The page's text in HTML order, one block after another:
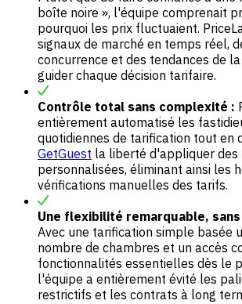
boîte noire », l'équipe comprenait
pourquoi les prix fluctuaient.
signaux de marché en temps réel,
concurrence et des tendances de
guider chaque décision tarifaire.
Contrôle total sans complexité :
entièrement automatisé les
quotidiennes de tarification tout en
GetGuest la liberté d'appliquer des
personnalisées, éliminant ainsi les
vérifications manuelles des tarifs.
Une flexibilité remarquable,
Avec une tarification simple basée
nombre de chambres et un accès
fonctionnalités essentielles dès le
l'équipe a entièrement évité les
restrictifs et les contrats à long